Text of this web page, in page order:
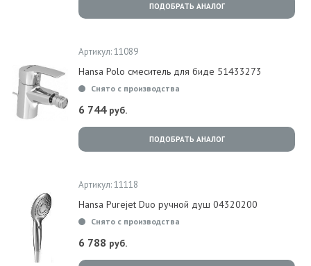
ПОДОБРАТЬ АНАЛОГ
Артикул: 11089
Hansa Polo смеситель для биде 51433273
Снято с производства
6 744 руб.
ПОДОБРАТЬ АНАЛОГ
Артикул: 11118
Hansa Purejet Duо ручной душ 04320200
Снято с производства
6 788 руб.